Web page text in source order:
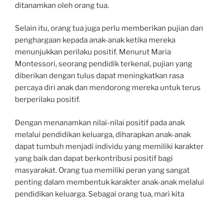
ditanamkan oleh orang tua.
Selain itu, orang tua juga perlu memberikan pujian dan
penghargaan kepada anak-anak ketika mereka
menunjukkan perilaku positif. Menurut Maria
Montessori, seorang pendidik terkenal, pujian yang
diberikan dengan tulus dapat meningkatkan rasa
percaya diri anak dan mendorong mereka untuk terus
berperilaku positif.
Dengan menanamkan nilai-nilai positif pada anak
melalui pendidikan keluarga, diharapkan anak-anak
dapat tumbuh menjadi individu yang memiliki karakter
yang baik dan dapat berkontribusi positif bagi
masyarakat. Orang tua memiliki peran yang sangat
penting dalam membentuk karakter anak-anak melalui
pendidikan keluarga. Sebagai orang tua, mari kita